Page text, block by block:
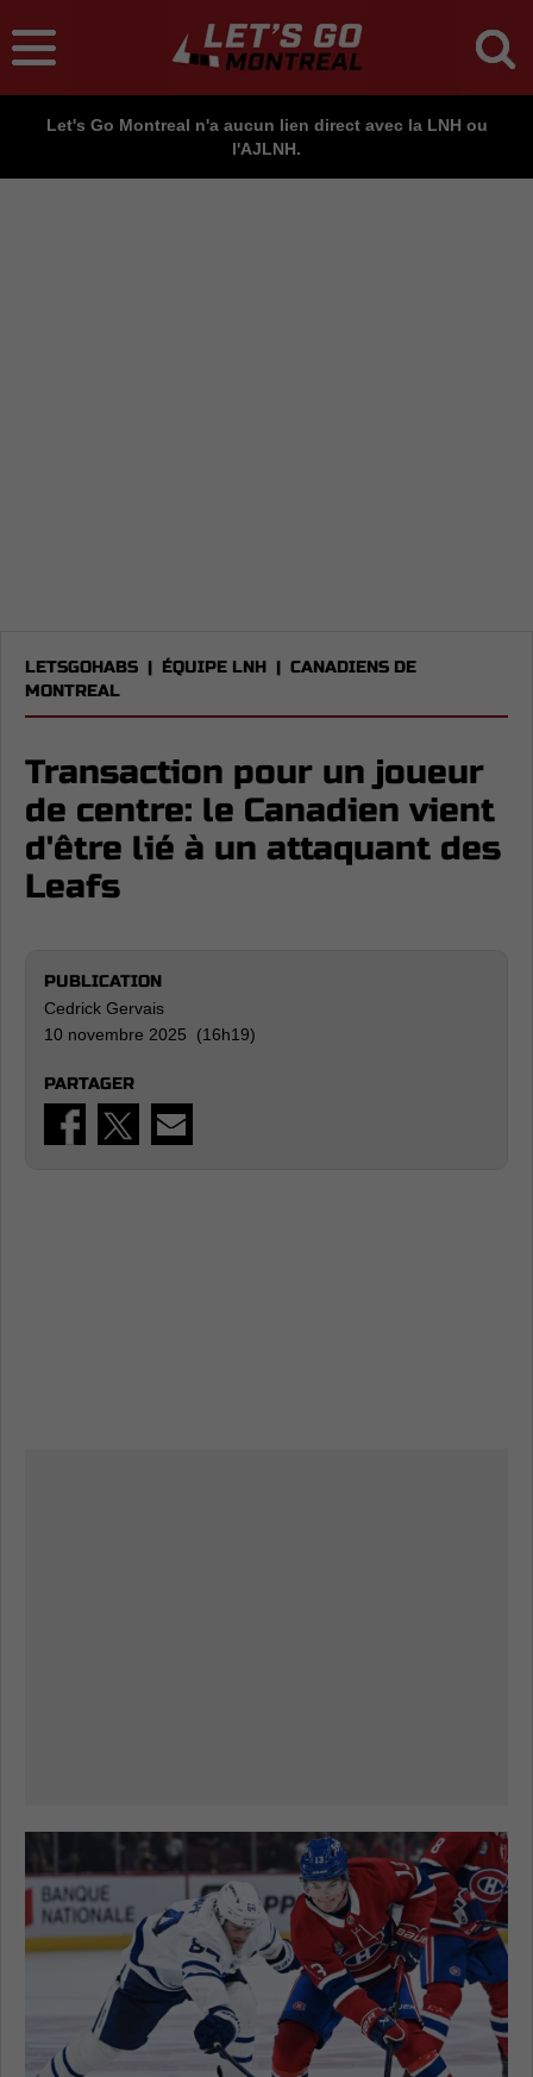
Let's Go Montreal n'a aucun lien direct avec la LNH ou
l'AJLNH.
LETSGOHABS | ÉQUIPE LNH | CANADIENS DE
MONTREAL
Transaction pour un joueur
de centre: le Canadien vient
d'être lié à un attaquant des
Leafs
PUBLICATION
Cedrick Gervais
10 novembre 2025 (16h19)
PARTAGER